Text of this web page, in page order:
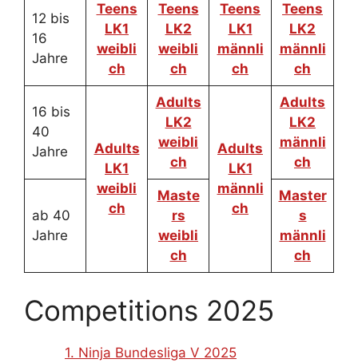
12 bis
16
Jahre
Teens
LK1
weibli
ch
Teens
LK2
weibli
ch
Teens
LK1
männli
ch
Teens
LK2
männli
ch
16 bis
40
Jahre
Adults
LK1
weibli
ch
Adults
LK2
weibli
ch
Adults
LK1
männli
ch
Adults
LK2
männli
ch
ab 40
Jahre
Maste
rs
weibli
ch
Master
s
männli
ch
Competitions 2025
1. Ninja Bundesliga V 2025